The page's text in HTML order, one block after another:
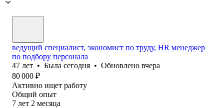
ведущий специалист, экономист по труду, НR менеджер
по подбору персонала
47 лет • Была сегодня • Обновлено вчера
80 000 ₽
Активно ищет работу
Общий опыт
7 лет 2 месяца